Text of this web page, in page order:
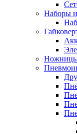
Наборы
Ножницы